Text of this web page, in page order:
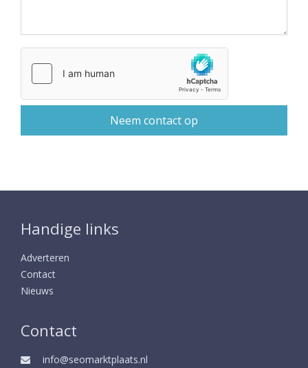
Handige links
Adverteren
Contact
Nieuws
Contact
info@seomarktplaats.nl